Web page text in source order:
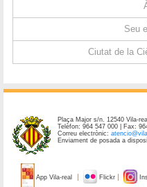
Seu
Ciutat de la
Plaça Major s/n. 12540 Vila-
Telèfon: 964 547 000 | Fax:
Correu electrònic:
Enviament de posada a
App Vila-real Flickr